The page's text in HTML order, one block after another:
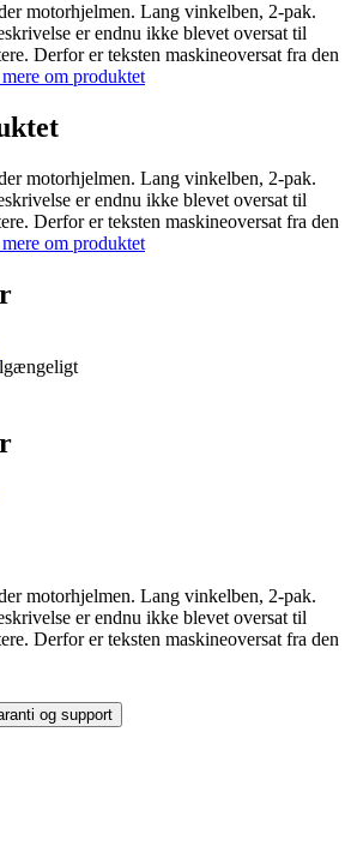
motorhjelmen. Lang vinkelben, 2-pak.
er endnu ikke blevet oversat til
Derfor er teksten maskineoversat fra den
om produktet
motorhjelmen. Lang vinkelben, 2-pak.
er endnu ikke blevet oversat til
Derfor er teksten maskineoversat fra den
om produktet
motorhjelmen. Lang vinkelben, 2-pak.
er endnu ikke blevet oversat til
Derfor er teksten maskineoversat fra den
og support